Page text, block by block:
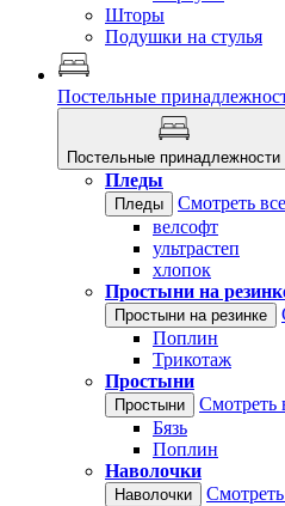
Шторы
Подушки на стулья
Постельные
Постельные принадлежности
Пледы
Пледы
Смотреть все
велсофт
ультрастеп
хлопок
Простыни на
Простыни на резинке
Поплин
Трикотаж
Простыни
Простыни
Смотреть
Бязь
Поплин
Наволочки
Наволочки